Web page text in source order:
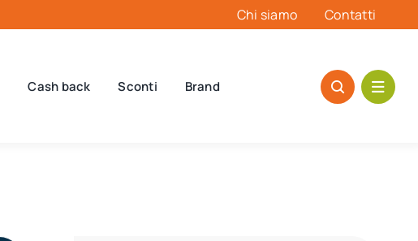
Chi siamo Contatti
Cash back Sconti Brand